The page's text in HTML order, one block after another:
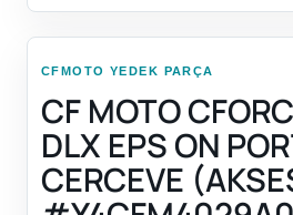
CFMOTO YEDEK PARÇA
CF MOTO
DLX EPS ON
CERCEVE